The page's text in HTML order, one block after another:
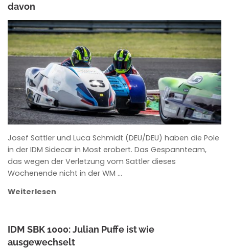
davon
ROWENA HINZMANN
Josef Sattler und Luca Schmidt (DEU/DEU) haben die Pole
in der IDM Sidecar in Most erobert. Das Gespannteam,
das wegen der Verletzung vom Sattler dieses
Wochenende nicht in der WM …
Weiterlesen
IDM SBK 1000: Julian Puffe ist wie
ausgewechselt